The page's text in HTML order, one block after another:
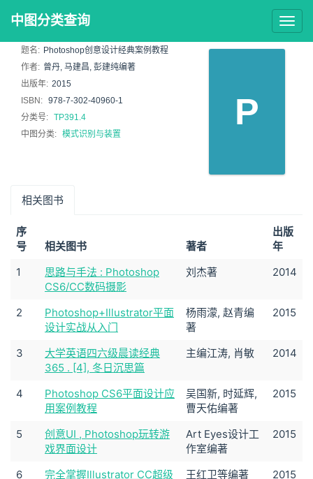
中图分类查询
P
题名: Photoshop创意设计经典案例教程
作者: 曾丹, 马建昌, 彭建纯编著
出版年: 2015
ISBN: 978-7-302-40960-1
分类号: TP391.4
中图分类: 模式识别与装置
相关图书
序
号
相关图书 著者
出版
年
1
思路与手法 : Photoshop
CS6/CC数码摄影
刘杰著 2014
2
Photoshop+Illustrator平面
设计实战从入门
杨雨濛, 赵青编
著
2015
3
大学英语四六级晨读经典
365 . [4], 冬日沉思篇
主编江涛, 肖敏 2014
4
Photoshop CS6平面设计应
用案例教程
吴国新, 时延辉,
曹天佑编著
2015
5
创意UI , Photoshop玩转游
戏界面设计
Art Eyes设计工
作室编著
2015
6
完全掌握Illustrator CC超级
王红卫等编著 2015